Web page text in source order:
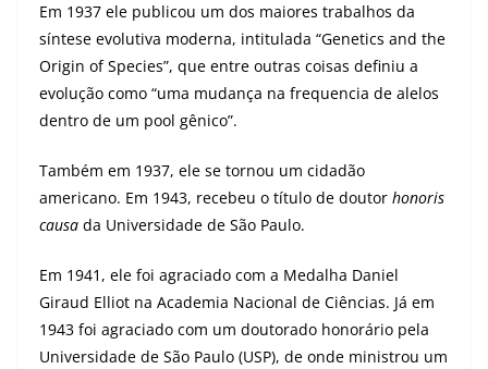
Em 1937 ele publicou um dos maiores trabalhos da
síntese evolutiva moderna, intitulada “Genetics and the
Origin of Species”, que entre outras coisas definiu a
evolução como “uma mudança na frequencia de alelos
dentro de um pool gênico”.
Também em 1937, ele se tornou um cidadão
americano. Em 1943, recebeu o título de doutor honoris
causa da Universidade de São Paulo.
Em 1941, ele foi agraciado com a Medalha Daniel
Giraud Elliot na Academia Nacional de Ciências. Já em
1943 foi agraciado com um doutorado honorário pela
Universidade de São Paulo (USP), de onde ministrou um